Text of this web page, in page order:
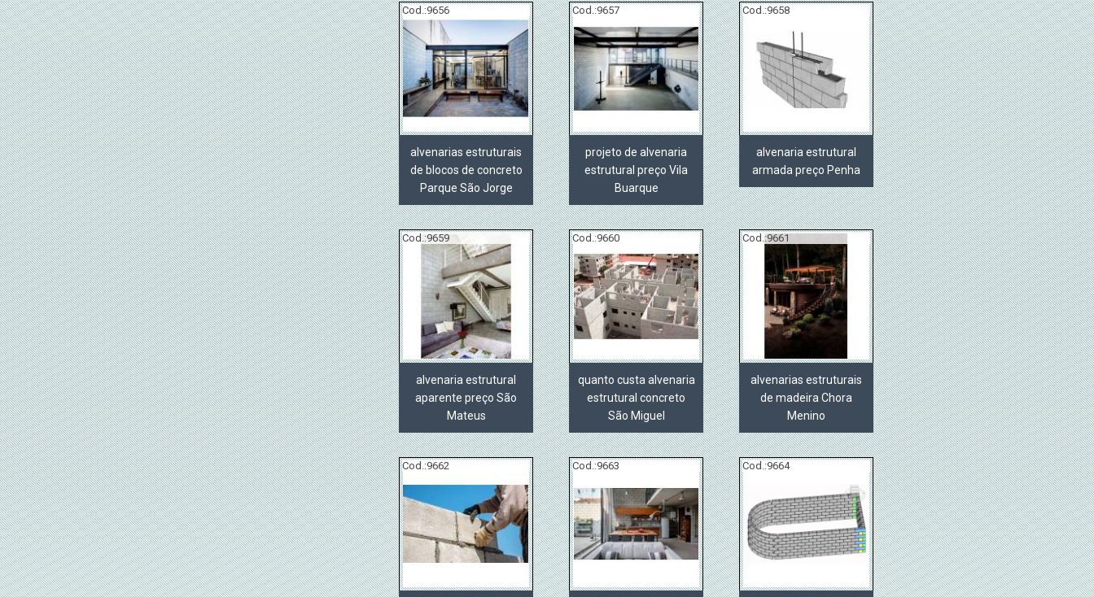
Cod.:9656
alvenarias estruturais
de blocos de concreto
Parque São Jorge
Cod.:9657
projeto de alvenaria
estrutural preço Vila
Buarque
Cod.:9658
alvenaria estrutural
armada preço Penha
Cod.:9659
alvenaria estrutural
aparente preço São
Mateus
Cod.:9660
quanto custa alvenaria
estrutural concreto
São Miguel
Cod.:9661
alvenarias estruturais
de madeira Chora
Menino
Cod.:9662 Cod.:9663 Cod.:9664